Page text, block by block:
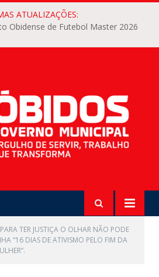
ATUALIZAÇÕES:
Obidense de Futebol Master 2026
PARA TER JUSTIÇA O OLHAR NÃO PODE
“16 DIAS DE ATIVISMO PELO FIM DA